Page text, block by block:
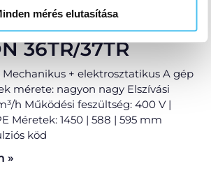
mérés elutasítása
36TR/37TR
Mechanikus + elektrosztatikus A gép
mérete: nagyon nagy Elszívási
h Működési feszültség: 400 V |
Méretek: 1450 | 588 | 595 mm
köd
»